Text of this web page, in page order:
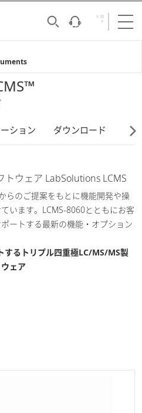
ション ダウンロード
トウェア LabSolutions LCMS
らのご提案をもとに機能開発や操
います。LCMS-8060とともにお客
ートする最新の機能・オプション
るトリプル四重極LC/MS/MS製
ェア